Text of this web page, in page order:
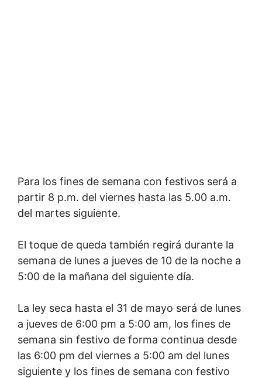
Para los fines de semana con festivos será a
partir 8 p.m. del viernes hasta las 5.00 a.m.
del martes siguiente.
El toque de queda también regirá durante la
semana de lunes a jueves de 10 de la noche a
5:00 de la mañana del siguiente día.
La ley seca hasta el 31 de mayo será de lunes
a jueves de 6:00 pm a 5:00 am, los fines de
semana sin festivo de forma continua desde
las 6:00 pm del viernes a 5:00 am del lunes
siguiente y los fines de semana con festivo